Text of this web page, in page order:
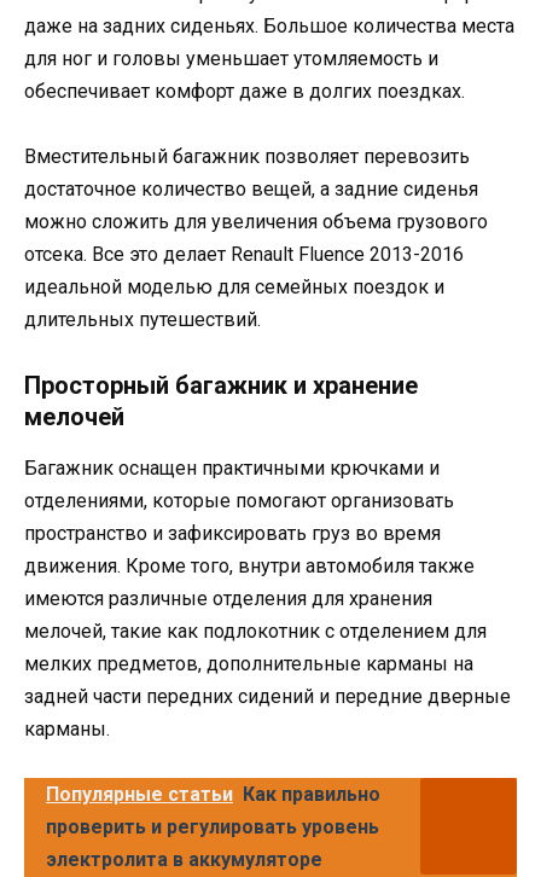
даже на задних сиденьях. Большое количества места
для ног и головы уменьшает утомляемость и
обеспечивает комфорт даже в долгих поездках.
Вместительный багажник позволяет перевозить
достаточное количество вещей, а задние сиденья
можно сложить для увеличения объема грузового
отсека. Все это делает Renault Fluence 2013-2016
идеальной моделью для семейных поездок и
длительных путешествий.
Просторный багажник и хранение
мелочей
Багажник оснащен практичными крючками и
отделениями, которые помогают организовать
пространство и зафиксировать груз во время
движения. Кроме того, внутри автомобиля также
имеются различные отделения для хранения
мелочей, такие как подлокотник с отделением для
мелких предметов, дополнительные карманы на
задней части передних сидений и передние дверные
карманы.
Популярные статьи Как правильно
проверить и регулировать уровень
электролита в аккумуляторе